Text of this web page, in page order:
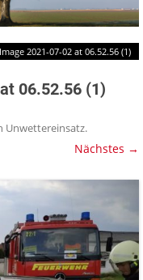
2021-07-02 at 06.52.56 (1)
06.52.56 (1)
Unwettereinsatz.
Nächstes →